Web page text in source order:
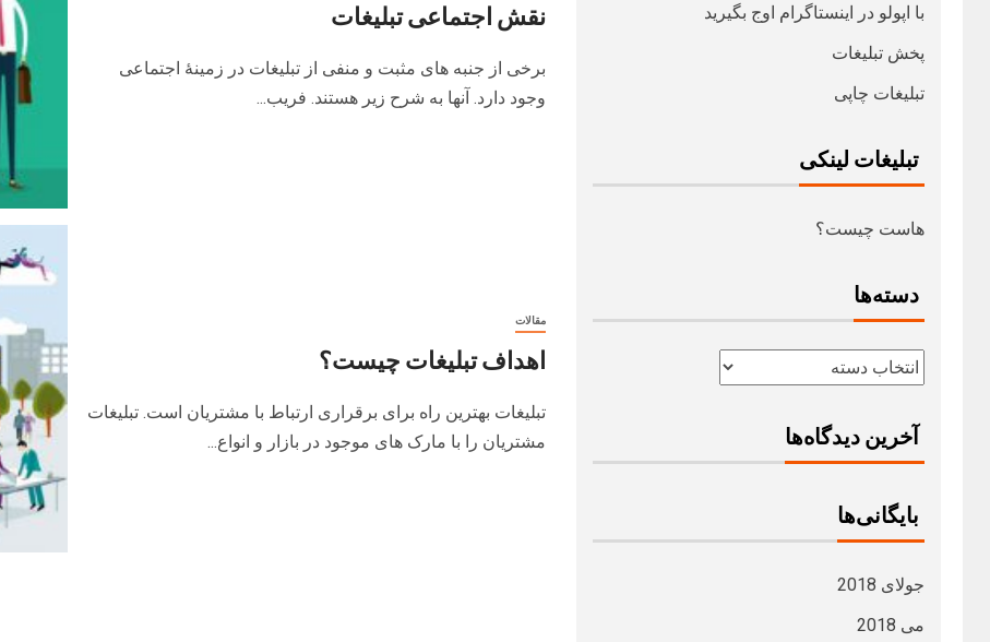
نقش اجتماعی تبلیغات
برخی از جنبه های مثبت و منفی از تبلیغات در زمینۀ اجتماعی
وجود دارد. آنها به شرح زیر هستند. فریب...
مقالات
اهداف تبلیغات چیست؟
تبلیغات بهترین راه برای برقراری ارتباط با مشتریان است. تبلیغات
مشتریان را با مارک های موجود در بازار و انواع...
با اپولو در اینستاگرام اوج بگیرید
پخش تبلیغات
تبلیغات چاپی
تبلیغات لینکی
هاست چیست؟
دسته‌ها
آخرین دیدگاه‌ها
بایگانی‌ها
جولای 2018
می 2018